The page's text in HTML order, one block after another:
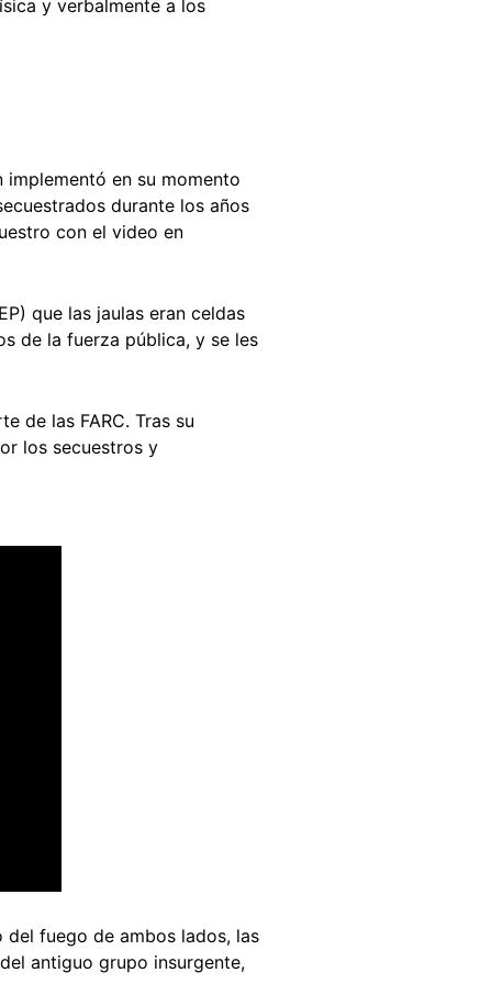
y verbalmente a los
en su momento
durante los años
con el video en
que las jaulas eran celdas
de la fuerza pública, y se les
de las FARC. Tras su
los secuestros y
fuego de ambos lados, las
antiguo grupo insurgente,